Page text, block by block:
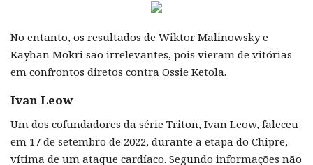
No entanto, os resultados de Wiktor Malinowsky e
Kayhan Mokri são irrelevantes, pois vieram de vitórias
em confrontos diretos contra Ossie Ketola.
Ivan Leow
Um dos cofundadores da série Triton, Ivan Leow, faleceu
em 17 de setembro de 2022, durante a etapa do Chipre,
vítima de um ataque cardíaco. Segundo informações não